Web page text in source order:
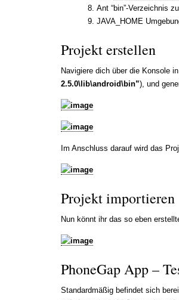
Ant “bin”-Verzeichnis
JAVA_HOME
Projekt erstellen
Navigiere dich über die Konsole
2.5.0\lib\android\bin”), und
Im Anschluss darauf wird das
Projekt importieren
Nun könnt ihr das so eben
PhoneGap App –
Standardmäßig befindet sich